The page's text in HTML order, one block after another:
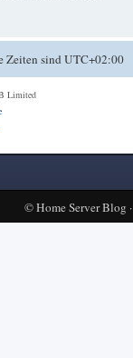
Zeiten sindUTC+02:00
Limited
©Home Server Blog